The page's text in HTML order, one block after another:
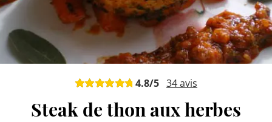
4.8/5 34avis
Steak de thon aux herbes